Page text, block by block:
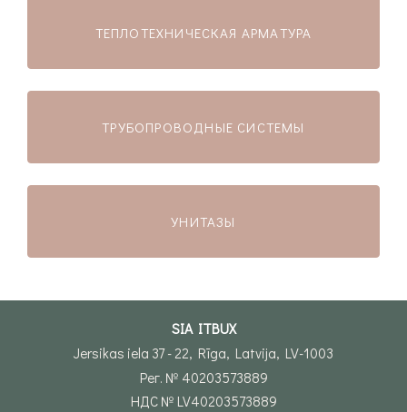
ТЕПЛОТЕХНИЧЕСКАЯ АРМАТУРА
ТРУБОПРОВОДНЫЕ СИСТЕМЫ
УНИТАЗЫ
SIA ITBUX
Jersikas iela 37 - 22, Rīga, Latvija, LV-1003
Рег. № 40203573889
НДС № LV40203573889